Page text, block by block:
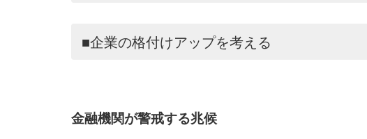
■企業の格付けアップを考える
金融機関が警戒する兆候